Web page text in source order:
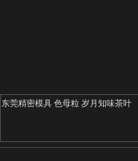
东莞精密模具 色母粒 岁月知味茶叶